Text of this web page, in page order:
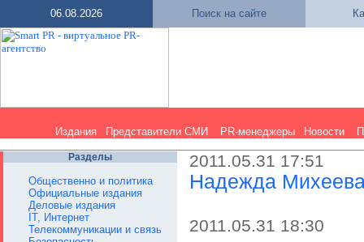
06.08.2026 Поиск на сайте
Издания Представители СМИ PR-менеджеры Новости
Разделы
Общественно и политика
Официальные издания
Деловые издания
IT, Интернет
Телекоммуникации и связь
2011.05.31 17:51
Надежда
2011.05.31 18:30